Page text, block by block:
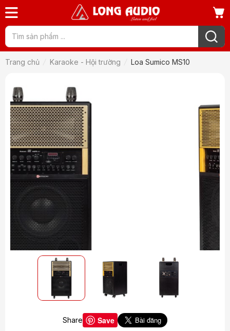
Trang chủ Karaoke - Hội trường Loa Sumico MS10
Share Save